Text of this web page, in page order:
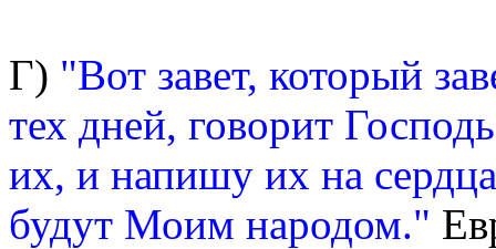
Г) "Вот завет, который
тех дней, говорит
их, и напишу их на
будут Моим народом."